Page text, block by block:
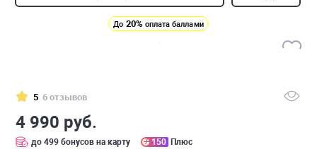
До 20% оплата баллами
5 6 отзывов
4 990 руб.
до 499 бонусов на карту 150 Плюс